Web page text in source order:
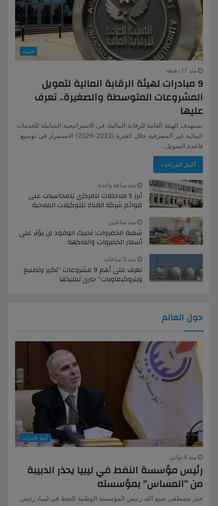
اقتصاد
منذ 17 دقيقة
9 مبادرات لهيئة الرقابة المالية لتمويل
المشروعات المتوسطة والصغيرة.. تعرف
عليها
تستهدف الهيئة العامة للرقابة المالية، في الاستراتيجية الشاملة للخدمات
المالية غير المصرفية خلال الفترة (2022-2026) الاستمرار في توسيع
قاعدة التمويل…
أكمل القراءة »
منذ ساعة واحدة
أبرز 5 ملاحظات للمركزى للمحاسبات على
قوائم شركة القناة للتوكيلات الملاحية
منذ ساعتين
شعبة الخضروات: تحريك الوقود لن يؤثر على
أسعار الخضروات والفاكهة
منذ 3 ساعات
تعرف على أهم 9 مشروعات “تكرير وتصنيع
وبتروكيماويات” جارى تنفيذها
حول العالم
أخبار الإمارات
منذ 4 ثواني
رئيس مؤسسة النفط في ليبيا يحذر الدبيبة
من “المساس” بمؤسسته
حذر مصطفى صنع الله رئيس المؤسسة الوطنية للنفط في ليبيا، رئيس